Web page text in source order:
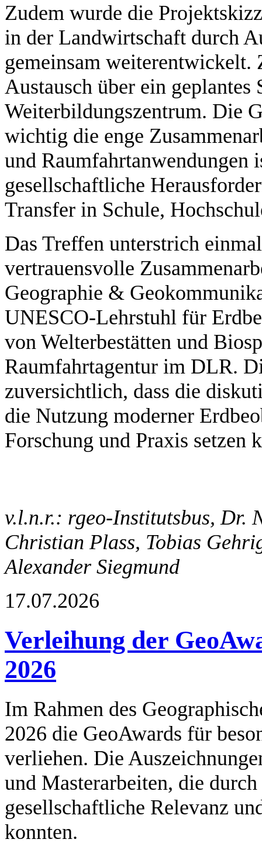
Zudem wurde die
in der Landwirtschaft durch
gemeinsam weiterentwickelt.
Austausch über ein geplantes
Weiterbildungszentrum. Die
wichtig die enge
und Raumfahrtanwendungen
gesellschaftliche
Transfer in Schule,
Das Treffen unterstrich
vertrauensvolle
Geographie &
UNESCO-Lehrstuhl für
von Welterbestätten und
Raumfahrtagentur im DLR.
zuversichtlich, dass die
die Nutzung moderner
Forschung und Praxis setzen
v.l.n.r.: rgeo-Institutsbus, Dr.
Christian Plass, Tobias
Alexander Siegmund
17.07.2026
Verleihung der
2026
Im Rahmen des
2026 die GeoAwards für
verliehen. Die
und Masterarbeiten, die
gesellschaftliche Relevanz
konnten.